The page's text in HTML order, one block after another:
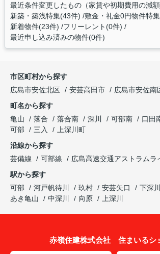
最近条件変更したもの（家賃や初期費用の減
新築・築浅特集(43件) 敷金・礼金0円物件特
新着物件(23件) フリーレント(0件)
最近申し込み済みの物件(0件)
市区町村から探す
広島市安佐北区
安芸高田市
広島市安佐南
町名から探す
亀山
落合 落合南 深川 可部南 口田
可部
三入
上深川町
沿線から探す
芸備線
可部線
広島高速交通アストラムラ
駅から探す
可部
河戸帆待川 玖村 安芸矢口 下深川
あき亀山
中深川 向原 上深川
赤嶺住建株式会社 住まいるシ